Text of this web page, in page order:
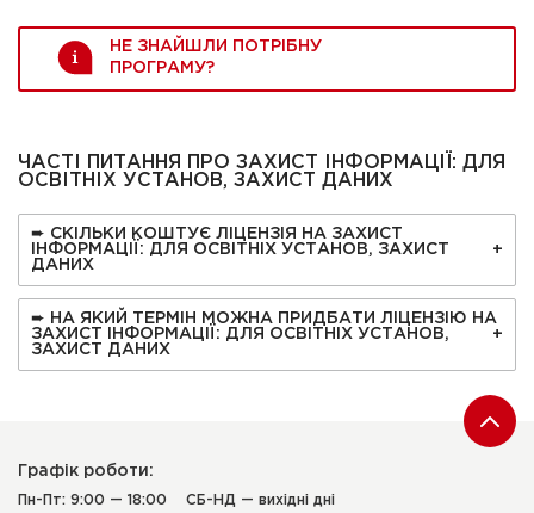
НЕ ЗНАЙШЛИ ПОТРІБНУ
ПРОГРАМУ?
ЧАСТІ ПИТАННЯ ПРО ЗАХИСТ ІНФОРМАЦІЇ: ДЛЯ
ОСВІТНІХ УСТАНОВ, ЗАХИСТ ДАНИХ
➨ СКІЛЬКИ КОШТУЄ ЛІЦЕНЗІЯ НА ЗАХИСТ
ІНФОРМАЦІЇ: ДЛЯ ОСВІТНІХ УСТАНОВ, ЗАХИСТ
ДАНИХ
➨ НА ЯКИЙ ТЕРМІН МОЖНА ПРИДБАТИ ЛІЦЕНЗІЮ НА
ЗАХИСТ ІНФОРМАЦІЇ: ДЛЯ ОСВІТНІХ УСТАНОВ,
ЗАХИСТ ДАНИХ
Графік роботи:
Пн-Пт: 9:00 — 18:00 СБ-НД — вихідні дні